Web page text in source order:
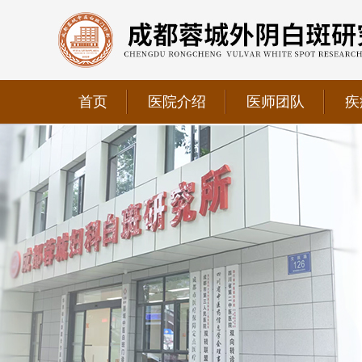
首页 医院介绍 医师团队
我院正式获选为四川省第二中医医院、成都第三人民
我院位于成都市青羊区文翁路126号，联系电话：